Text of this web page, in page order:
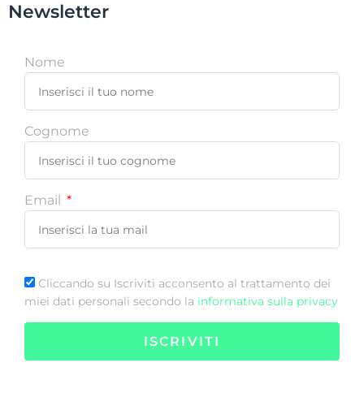
Newsletter
Nome
Cognome
Email
Cliccando su Iscriviti acconsento al trattamento dei
miei dati personali secondo la informativa sulla privacy
ISCRIVITI